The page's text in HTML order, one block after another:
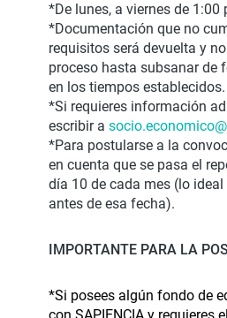
*De lunes, a viernes de 1:00
*Documentación que no
requisitos será devuelta y
proceso hasta subsanar de
en los tiempos establecidos.
*Si requieres información
escribir a
*Para postularse a la
en cuenta que se pasa el
día 10 de cada mes (lo
antes de esa fecha).
IMPORTANTE PARA LA
*Si posees algún fondo de